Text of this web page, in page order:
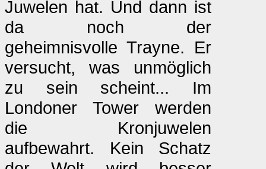
Juwelen hat. Und dann ist
da noch der
geheimnisvolle Trayne. Er
versucht, was unmöglich
zu sein scheint... Im
Londoner Tower werden
die Kronjuwelen
aufbewahrt. Kein Schatz